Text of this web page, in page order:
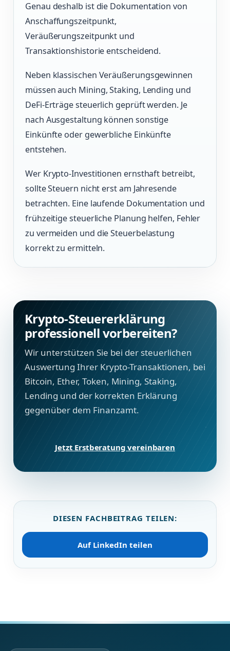
Genau deshalb ist die Dokumentation von
Anschaffungszeitpunkt,
Veräußerungszeitpunkt und
Transaktionshistorie entscheidend.
Neben klassischen Veräußerungsgewinnen
müssen auch Mining, Staking, Lending und
DeFi-Erträge steuerlich geprüft werden. Je
nach Ausgestaltung können sonstige
Einkünfte oder gewerbliche Einkünfte
entstehen.
Wer Krypto-Investitionen ernsthaft betreibt,
sollte Steuern nicht erst am Jahresende
betrachten. Eine laufende Dokumentation und
frühzeitige steuerliche Planung helfen, Fehler
zu vermeiden und die Steuerbelastung
korrekt zu ermitteln.
Krypto-Steuererklärung
professionell vorbereiten?
Wir unterstützen Sie bei der steuerlichen
Auswertung Ihrer Krypto-Transaktionen, bei
Bitcoin, Ether, Token, Mining, Staking,
Lending und der korrekten Erklärung
gegenüber dem Finanzamt.
Jetzt Erstberatung vereinbaren
DIESEN FACHBEITRAG TEILEN:
Auf LinkedIn teilen